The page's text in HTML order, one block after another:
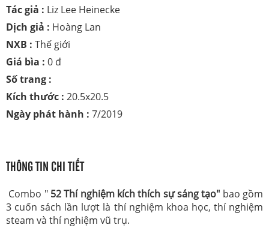
Tác giả : Liz Lee Heinecke
Dịch giả : Hoàng Lan
NXB : Thế giới
Giá bìa : 0 đ
Số trang :
Kích thước : 20.5x20.5
Ngày phát hành : 7/2019
THÔNG TIN CHI TIẾT
Combo " 52 Thí nghiệm kích thích sự sáng tạo" bao gồm
3 cuốn sách lần lượt là thí nghiệm khoa học, thí nghiệm
steam và thí nghiệm vũ trụ.